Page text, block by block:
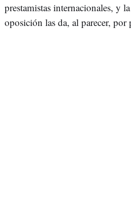
prestamistas internacionales, y
oposición las da, al parecer, por